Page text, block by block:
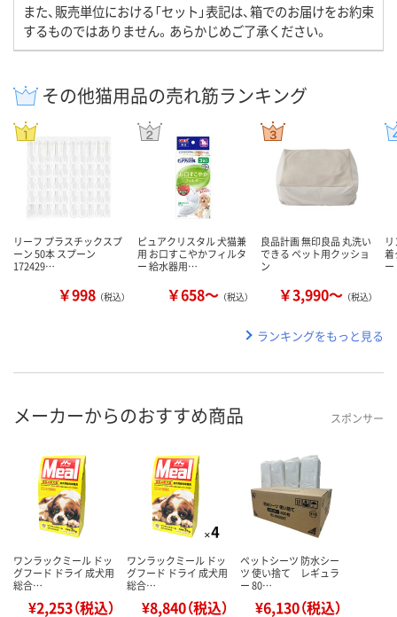
また、販売単位における「セット」表記は、箱でのお届けをお約束
するものではありません。あらかじめご了承ください。
その他猫用品の売れ筋ランキング
リーフ プラスチックスプ
ーン 50本 スプーン
172429…
￥998 （税込）
ピュアクリスタル 犬猫兼
用 お口すこやかフィルタ
ー 給水器用…
￥658～ （税込）
良品計画 無印良品 丸洗い
できる ペット用クッショ
ン
￥3,990～ （税込）
着
ランキングをもっと見る
メーカーからのおすすめ商品 スポンサー
ワンラックミール ドッ
グフード ドライ 成犬用
総合…
¥2,253（税込）
ワンラックミール ドッ
グフード ドライ 成犬用
総合…
¥8,840（税込）
ペットシーツ 防水シー
ツ 使い捨て レギュラ
ー 80…
¥6,130（税込）